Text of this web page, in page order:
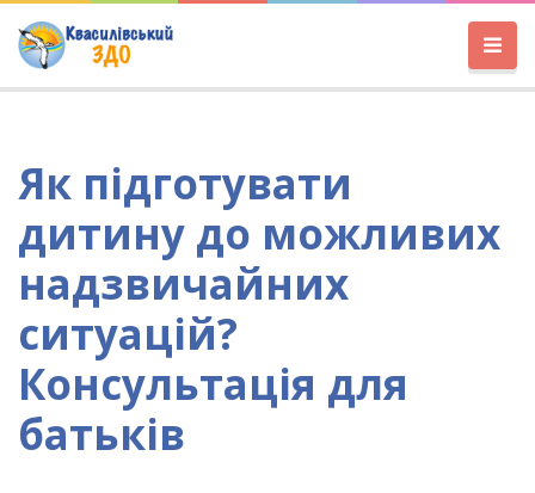
Як підготувати
дитину до можливих
надзвичайних
ситуацій?
Консультація для
батьків